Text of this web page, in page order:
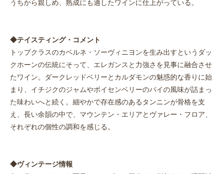
うちから親しめ、熟成にも適したワインに仕上がっている。
◆テイスティング・コメント
トップクラスのカベルネ・ソーヴィニヨンを生み出すというダッ
クホーンの伝統にそって、エレガンスと力強さを見事に融合させ
たワイン。ダークレッドベリーとカルダモンの魅惑的な香りに始
まり、イチジクのジャムやボイセンベリーのパイの風味が詰まっ
た味わいへと続く。細やかで存在感のあるタンニンが骨格を支
え、長い余韻の中で、マウンテン・エリアとヴァレー・フロア、
それぞれの個性の調和を感じる。
◆ヴィンテージ情報